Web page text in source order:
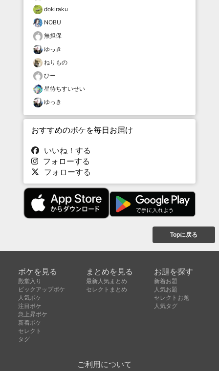
dokiraku
NOBU
無担保
ゆっき
ねりもの
ひー
星待ちすいせい
ゆっき
おすすめのボケを毎日お届け
いいね！する
フォローする
フォローする
Topに戻る
ボケを見る
殿堂入り
ピックアップボケ
人気ボケ
注目ボケ
急上昇ボケ
新着ボケ
セレクト
タグ
まとめを見る
最新人気まとめ
セレクトまとめ
お題を探す
新着お題
人気お題
セレクトお題
人気タグ
ご利用について